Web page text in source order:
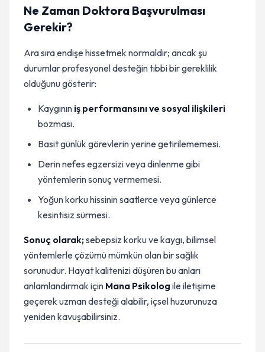
Ne Zaman Doktora Başvurulması
Gerekir?
Ara sıra endişe hissetmek normaldir; ancak şu
durumlar profesyonel desteğin tıbbi bir gereklilik
olduğunu gösterir:
Kaygının iş performansını ve sosyal ilişkileri
bozması.
Basit günlük görevlerin yerine getirilememesi.
Derin nefes egzersizi veya dinlenme gibi
yöntemlerin sonuç vermemesi.
Yoğun korku hissinin saatlerce veya günlerce
kesintisiz sürmesi.
Sonuç olarak;sebepsiz korku ve kaygı, bilimsel
yöntemlerle çözümü mümkün olan bir sağlık
sorunudur. Hayat kalitenizi düşüren bu anları
anlamlandırmak için Mana Psikolog ile iletişime
geçerek uzman desteği alabilir, içsel huzurunuza
yeniden kavuşabilirsiniz.